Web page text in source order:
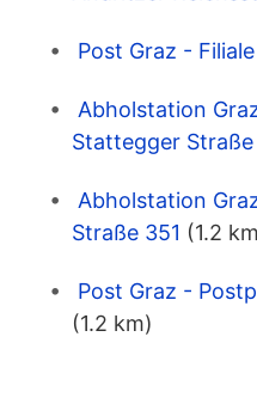
Post Graz -
Abholstation
Stattegger
Abholstation
Straße 351 (1.2
Post Graz -
(1.2 km)